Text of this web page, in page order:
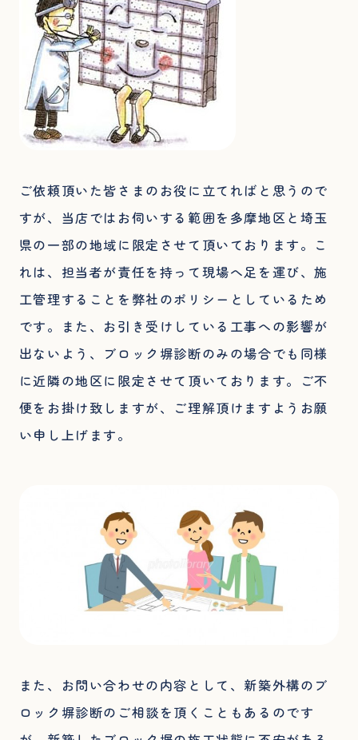
ご依頼頂いた皆さまのお役に立てればと思うので
すが、当店ではお伺いする範囲を多摩地区と埼玉
県の一部の地域に限定させて頂いております。こ
れは、担当者が責任を持って現場へ足を運び、施
工管理することを弊社のポリシーとしているため
です。また、お引き受けしている工事への影響が
出ないよう、ブロック塀診断のみの場合でも同様
に近隣の地区に限定させて頂いております。ご不
便をお掛け致しますが、ご理解頂けますようお願
い申し上げます。
また、お問い合わせの内容として、新築外構のブ
ロック塀診断のご相談を頂くこともあるのです